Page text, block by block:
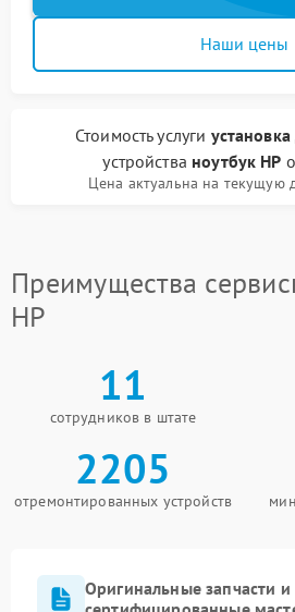
Наши цены
Стоимость услуги
устройства ноутбук HP
Цена актуальна на текущую
Преимущества
HP
11
сотрудников в штате
2205
отремонтированных устройств
Оригинальные запчасти и